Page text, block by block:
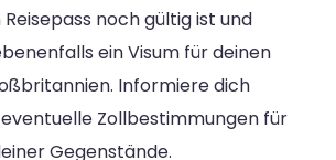
noch gültig ist und
ein Visum für deinen
Informiere dich
Zollbestimmungen für
Gegenstände.